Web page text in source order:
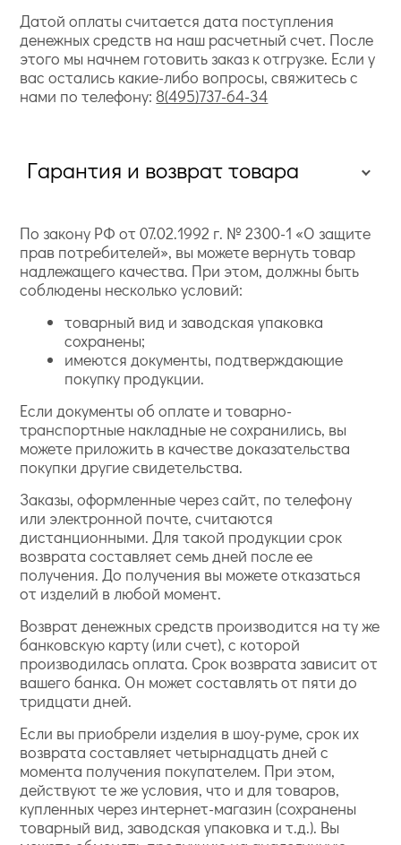
Датой оплаты считается дата поступления
денежных средств на наш расчетный счет. После
этого мы начнем готовить заказ к отгрузке. Если у
вас остались какие-либо вопросы, свяжитесь с
нами по телефону: 8(495)737-64-34
Гарантия и возврат товара
По закону РФ от 07.02.1992 г. № 2300-1 «О защите
прав потребителей», вы можете вернуть товар
надлежащего качества. При этом, должны быть
соблюдены несколько условий:
товарный вид и заводская упаковка
сохранены;
имеются документы, подтверждающие
покупку продукции.
Если документы об оплате и товарно-
транспортные накладные не сохранились, вы
можете приложить в качестве доказательства
покупки другие свидетельства.
Заказы, оформленные через сайт, по телефону
или электронной почте, считаются
дистанционными. Для такой продукции срок
возврата составляет семь дней после ее
получения. До получения вы можете отказаться
от изделий в любой момент.
Возврат денежных средств производится на ту же
банковскую карту (или счет), с которой
производилась оплата. Срок возврата зависит от
вашего банка. Он может составлять от пяти до
тридцати дней.
Если вы приобрели изделия в шоу-руме, срок их
возврата составляет четырнадцать дней с
момента получения покупателем. При этом,
действуют те же условия, что и для товаров,
купленных через интернет-магазин (сохранены
товарный вид, заводская упаковка и т.д.). Вы